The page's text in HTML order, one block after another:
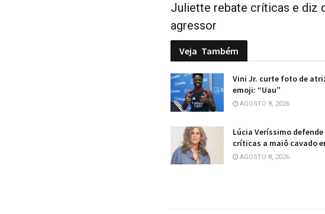
Juliette rebate críticas e diz
agressor
Veja Também
Vini Jr. curte foto de
emoji: “Uau”
AGOSTO 8, 2026
Lúcia Veríssimo defende
críticas a maiô cavado
AGOSTO 8, 2026